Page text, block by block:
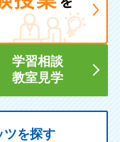
学習相談
教室見学
ツを探す